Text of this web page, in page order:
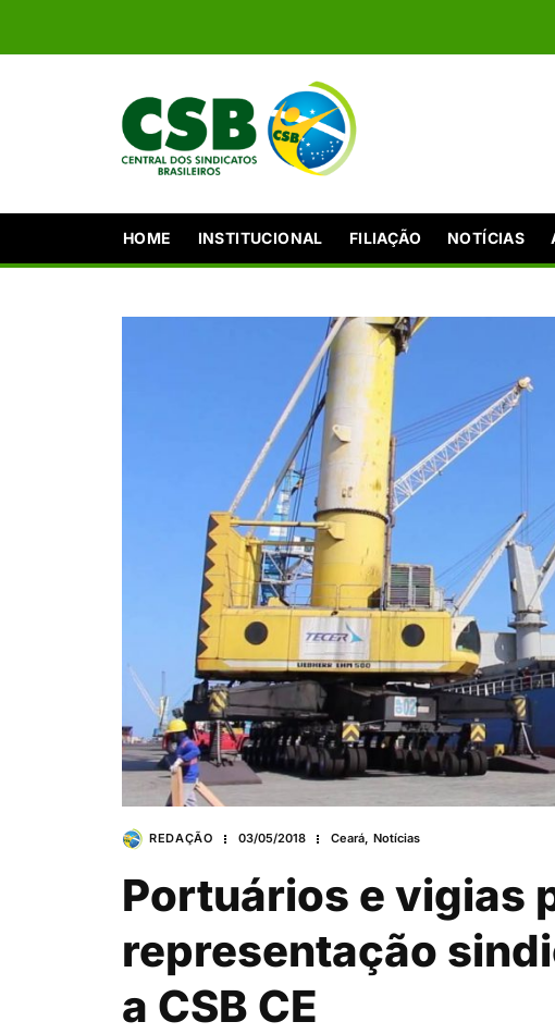
HOME INSTITUCIONAL FILIAÇÃO NOTÍCIAS
REDAÇÃO 03/05/2018 Ceará, Notícias
Portuários e vigias
representação
a CSB CE